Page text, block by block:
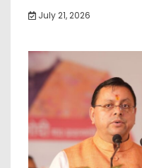
July 21, 2026